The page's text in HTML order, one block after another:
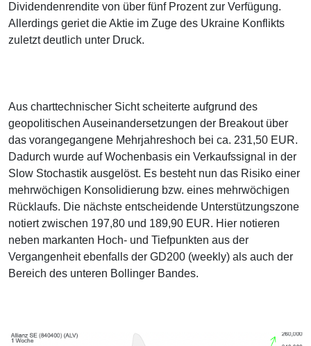
Dividendenrendite von über fünf Prozent zur Verfügung.
Allerdings geriet die Aktie im Zuge des Ukraine Konflikts
zuletzt deutlich unter Druck.
Aus charttechnischer Sicht scheiterte aufgrund des
geopolitischen Auseinandersetzungen der Breakout über
das vorangegangene Mehrjahreshoch bei ca. 231,50 EUR.
Dadurch wurde auf Wochenbasis ein Verkaufssignal in der
Slow Stochastik ausgelöst. Es besteht nun das Risiko einer
mehrwöchigen Konsolidierung bzw. eines mehrwöchigen
Rücklaufs. Die nächste entscheidende Unterstützungszone
notiert zwischen 197,80 und 189,90 EUR. Hier notieren
neben markanten Hoch- und Tiefpunkten aus der
Vergangenheit ebenfalls der GD200 (weekly) als auch der
Bereich des unteren Bollinger Bandes.